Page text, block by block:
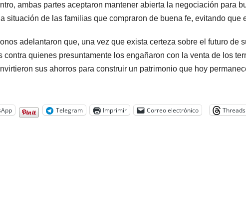
ambas partes aceptaron mantener abierta la negociación para
situación de las familias que compraron de buena fe, evitando que
adelantaron que, una vez que exista certeza sobre el futuro de
contra quienes presuntamente los engañaron con la venta de los
sus ahorros para construir un patrimonio que hoy
Telegram Imprimir Correo electrónico Threads